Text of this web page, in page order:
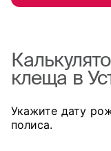
клеща в
Укажите дату
полиса.